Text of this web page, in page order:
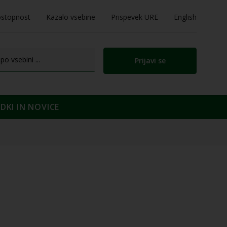
Kazalo vsebine Prispevek URE English
Prijavi se
IN NOVICE